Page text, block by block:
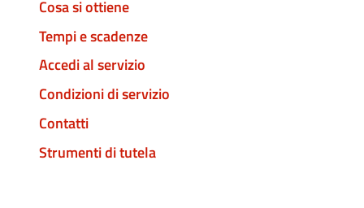
Cosa si ottiene
Tempi e scadenze
Accedi al servizio
Condizioni di servizio
Contatti
Strumenti di tutela